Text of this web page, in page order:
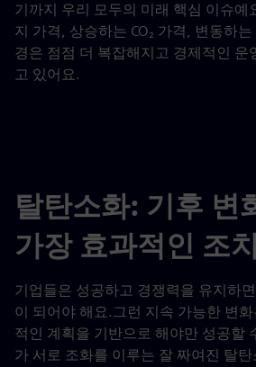
기까지 우리 모두의 미래 핵심 이슈예
지 가격, 상승하는 CO₂ 가격, 변동하
경은 점점 더 복잡해지고 경제적인 운
고 있어요.
탈탄소화: 기후 변
가장 효과적인 조치
기업들은 성공하고 경쟁력을 유지하
이 되어야 해요.그런 지속 가능한 변
적인 계획을 기반으로 해야만 성공할
가 서로 조화를 이루는 잘 짜여진 탈